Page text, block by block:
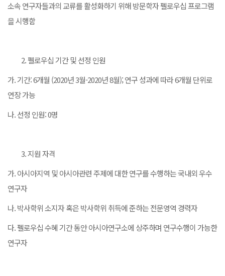
소속 연구자들과의 교류를 활성화하기 위해 방문학자 펠로우십 프로그램
을 시행함
펠로우십 기간 및 선정 인원
가. 기간: 6개월 (2020년 3월-2020년 8월); 연구 성과에 따라 6개월 단위로
연장 가능
나. 선정 인원: 0명
지원 자격
가. 아시아지역 및 아시아관련 주제에 대한 연구를 수행하는 국내외 우수
연구자
나. 박사학위 소지자 혹은 박사학위 취득에 준하는 전문영역 경력자
다. 펠로우십 수혜 기간 동안 아시아연구소에 상주하며 연구수행이 가능한
연구자